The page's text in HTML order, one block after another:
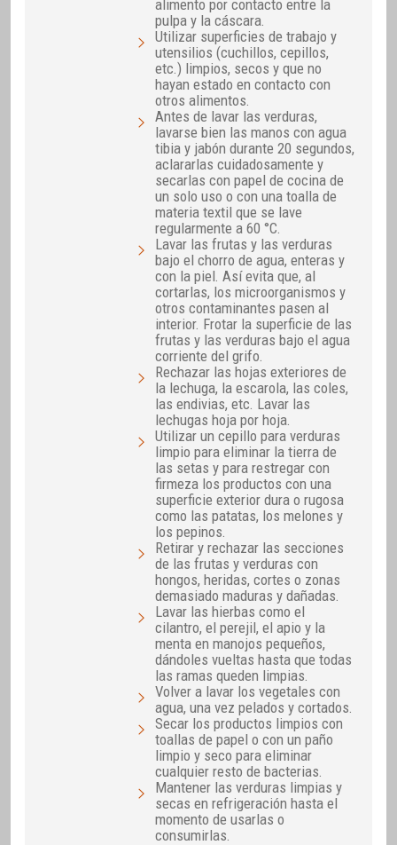
alimento por contacto entre la
pulpa y la cáscara.
Utilizar superficies de trabajo y
utensilios (cuchillos, cepillos,
etc.) limpios, secos y que no
hayan estado en contacto con
otros alimentos.
Antes de lavar las verduras,
lavarse bien las manos con agua
tibia y jabón durante 20 segundos,
aclararlas cuidadosamente y
secarlas con papel de cocina de
un solo uso o con una toalla de
materia textil que se lave
regularmente a 60 °C.
Lavar las frutas y las verduras
bajo el chorro de agua, enteras y
con la piel. Así evita que, al
cortarlas, los microorganismos y
otros contaminantes pasen al
interior. Frotar la superficie de las
frutas y las verduras bajo el agua
corriente del grifo.
Rechazar las hojas exteriores de
la lechuga, la escarola, las coles,
las endivias, etc. Lavar las
lechugas hoja por hoja.
Utilizar un cepillo para verduras
limpio para eliminar la tierra de
las setas y para restregar con
firmeza los productos con una
superficie exterior dura o rugosa
como las patatas, los melones y
los pepinos.
Retirar y rechazar las secciones
de las frutas y verduras con
hongos, heridas, cortes o zonas
demasiado maduras y dañadas.
Lavar las hierbas como el
cilantro, el perejil, el apio y la
menta en manojos pequeños,
dándoles vueltas hasta que todas
las ramas queden limpias.
Volver a lavar los vegetales con
agua, una vez pelados y cortados.
Secar los productos limpios con
toallas de papel o con un paño
limpio y seco para eliminar
cualquier resto de bacterias.
Mantener las verduras limpias y
secas en refrigeración hasta el
momento de usarlas o
consumirlas.